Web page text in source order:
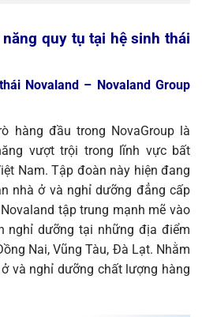
quy tụ tại hệ sinh thái
Novaland – Novaland Group
hàng đầu trong NovaGroup là
vượt trội trong lĩnh vực bất
Nam. Tập đoàn này hiện đang
nhà ở và nghỉ dưỡng đẳng cấp
Novaland tập trung mạnh mẽ vào
nghỉ dưỡng tại những địa điểm
Nai, Vũng Tàu, Đà Lạt. Nhằm
và nghỉ dưỡng chất lượng hàng